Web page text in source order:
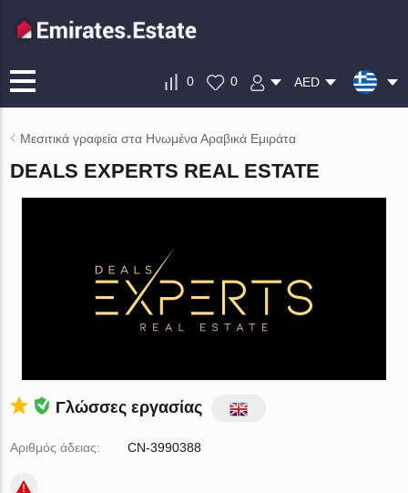
0 0 AED
Μεσιτικά γραφεία στα Ηνωμένα Αραβικά Εμιράτα
DEALS EXPERTS REAL ESTATE
Γλώσσες εργασίας
Αριθμός άδειας: CN-3990388